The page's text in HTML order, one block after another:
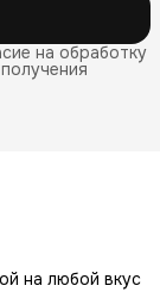
на обработку
на любой вкус